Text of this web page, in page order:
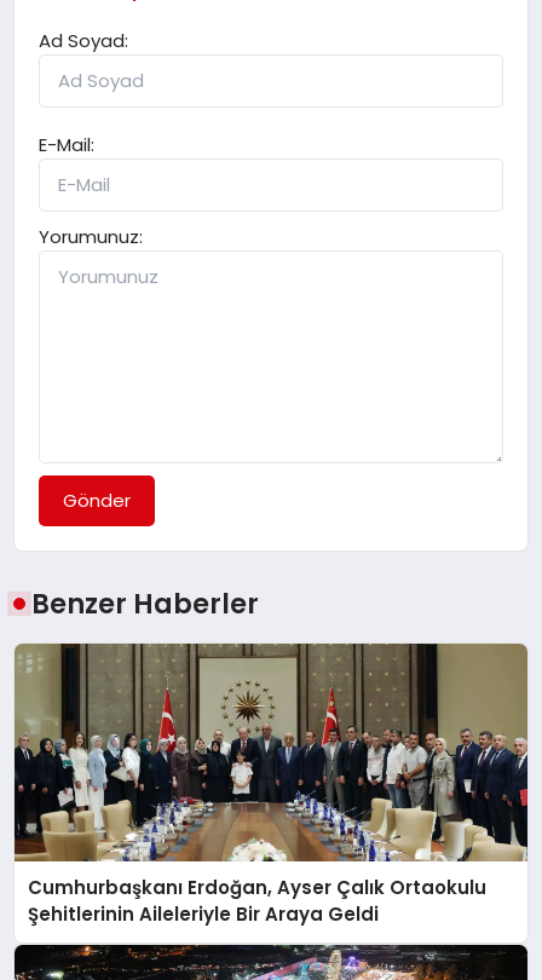
Ad Soyad:
E-Mail:
Yorumunuz:
Gönder
Benzer Haberler
Cumhurbaşkanı Erdoğan, Ayser Çalık Ortaokulu
Şehitlerinin Aileleriyle Bir Araya Geldi